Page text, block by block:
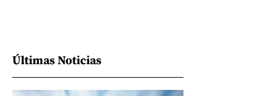
Últimas Noticias